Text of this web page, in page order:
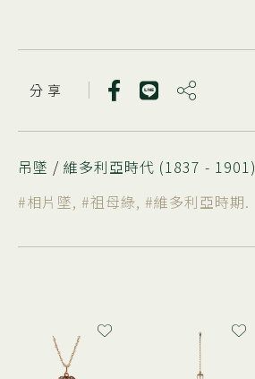
分 享
吊墜 / 維多利亞時代 (1837 - 1901)
#相片墜, #祖母綠, #維多利亞時期.